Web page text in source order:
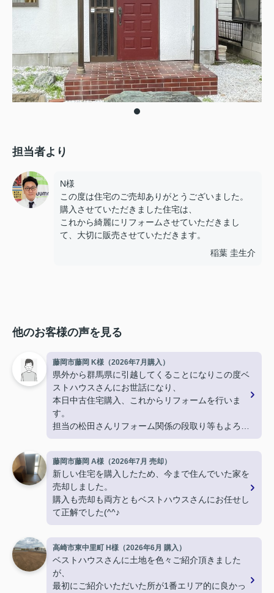
担当者より
N様
この度は住宅のご売却ありがとうございました。
購入させていただきました住宅は、
これから綺麗にリフォームさせていただきまし
て、大切に販売させていただきます。
稲葉 圭生介
他のお客様の声を見る
藤岡市藤岡 K様（2026年7月購入）
県外から群馬県に引越してくることになりこの度ベ
ストハウスさんにお世話になり、
本日中古住宅購入、これからリフォームを行いま
す。
担当の松田さんリフォーム関係の段取り等もよろし
藤岡市藤岡 A様（2026年7月 売却）
新しい住宅を購入したため、今まで住んでいた家を
売却しました。
購入も売却も両方ともベストハウスさんにお任せし
て正解でした(^^♪
高崎市東中里町 H様（2026年6月 購入）
ベストハウスさんに土地を色々ご紹介頂きました
が、
最初にご紹介いただいた所が1番エリア的に良かっ